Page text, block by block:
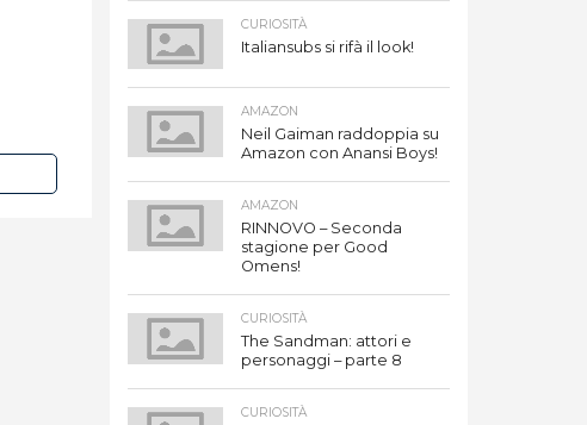
CURIOSITÀ
Italiansubs si rifà il look!
AMAZON
Neil Gaiman raddoppia su
Amazon con Anansi Boys!
AMAZON
RINNOVO – Seconda
stagione per Good
Omens!
CURIOSITÀ
The Sandman: attori e
personaggi – parte 8
CURIOSITÀ